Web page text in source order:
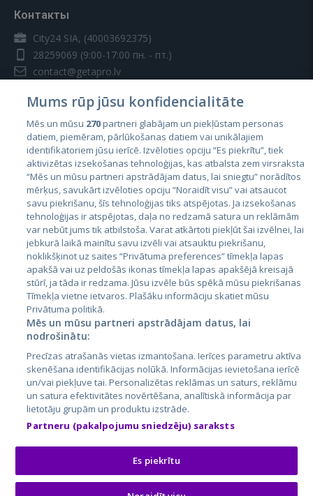
Контакты
City24 SIA, (40003692375)
28259069 (9:00-17:00 пн. - пт.)
contact@getapro.lv
Страны
Эстония
Латвия
Литва
City24.lv
City24.ee
GetaPro.lv
GetaPro.ee
Skelbiu.lt
Autoplius.lt
Aruodas.lt
CVbankas.lt
Kainos.lt
Paslaugos.lt
auto24.ee
Osta.ee
KuldneBörs.ee
Mums rūp jūsu konfidencialitāte
Mēs un mūsu 270partneri glabājam un piekļūstam personas
datiem, piemēram, pārlūkošanas datiem vai unikālajiem
identifikatoriem jūsu ierīcē. Izvēloties opciju “Es piekrītu”, tiek
aktivizētas izsekošanas tehnoloģijas, kas atbalsta zem virsraksta
“Mēs un mūsu partneri apstrādājam datus, lai sniegtu” norādītos
mērķus, savukārt izvēloties opciju “Noraidīt visu” vai atsaucot
savu piekrišanu, šīs tehnoloģijas tiks atspējotas. Ja izsekošanas
tehnoloģijas ir atspējotas, daļa no redzamā satura un reklāmām
var nebūt jums tik atbilstoša. Varat atkārtoti piekļūt šai izvēlnei, lai
jebkurā laikā mainītu savu izvēli vai atsauktu piekrišanu,
noklikšķinot uz saites “Privātuma preferences” tīmekļa lapas
apakšā vai uz peldošās ikonas tīmekļa lapas apakšējā kreisajā
stūrī, ja tāda ir redzama. Jūsu izvēle būs spēkā mūsu piekrišanas
Tīmekļa vietne ietvaros. Plašāku informāciju skatiet mūsu
Privātuma politikā.
Mēs un mūsu partneri apstrādājam datus, lai
nodrošinātu:
Precīzas atrašanās vietas izmantošana. Ierīces parametru aktīva
skenēšana identifikācijas nolūkā. Informācijas ievietošana ierīcē
un/vai piekļuve tai. Personalizētas reklāmas un saturs, reklāmu
un satura efektivitātes novērtēšana, analītiskā informācija par
lietotāju grupām un produktu izstrāde.
Partneru (pakalpojumu sniedzēju) saraksts
Es piekrītu